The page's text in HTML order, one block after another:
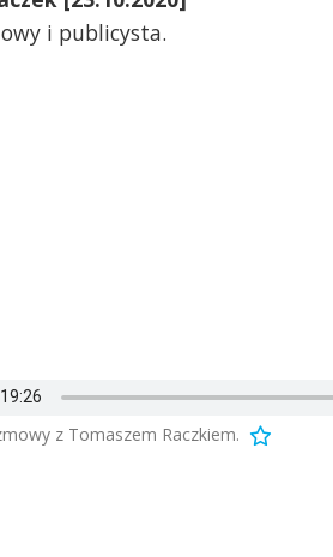
i publicysta.
z Tomaszem Raczkiem.